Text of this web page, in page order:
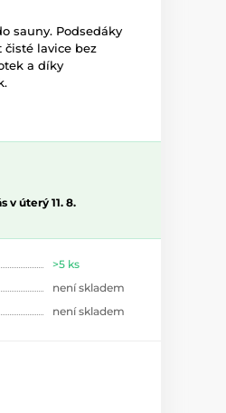
sauny. Podsedáky
čisté lavice bez
a díky
v úterý 11. 8.
>5 ks
není skladem
není skladem